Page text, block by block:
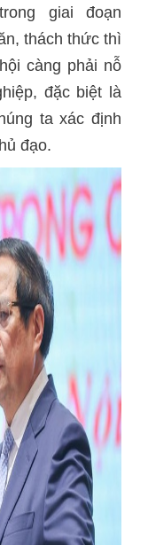
giai đoạn
thách thức thì
càng phải nỗ
đặc biệt là
ta xác định
đạo.